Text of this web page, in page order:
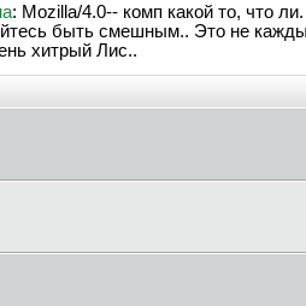
: Mozilla/4.0-- комп какой то, что
быть смешным.. Это не
хитрый Лис..